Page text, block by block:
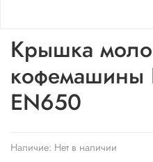
Наличие: Нет в наличии
Крышка
кофемашины
EN650